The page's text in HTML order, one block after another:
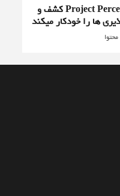
مایکروسافت با Project Perception کشف و
ها را خودکار میکند